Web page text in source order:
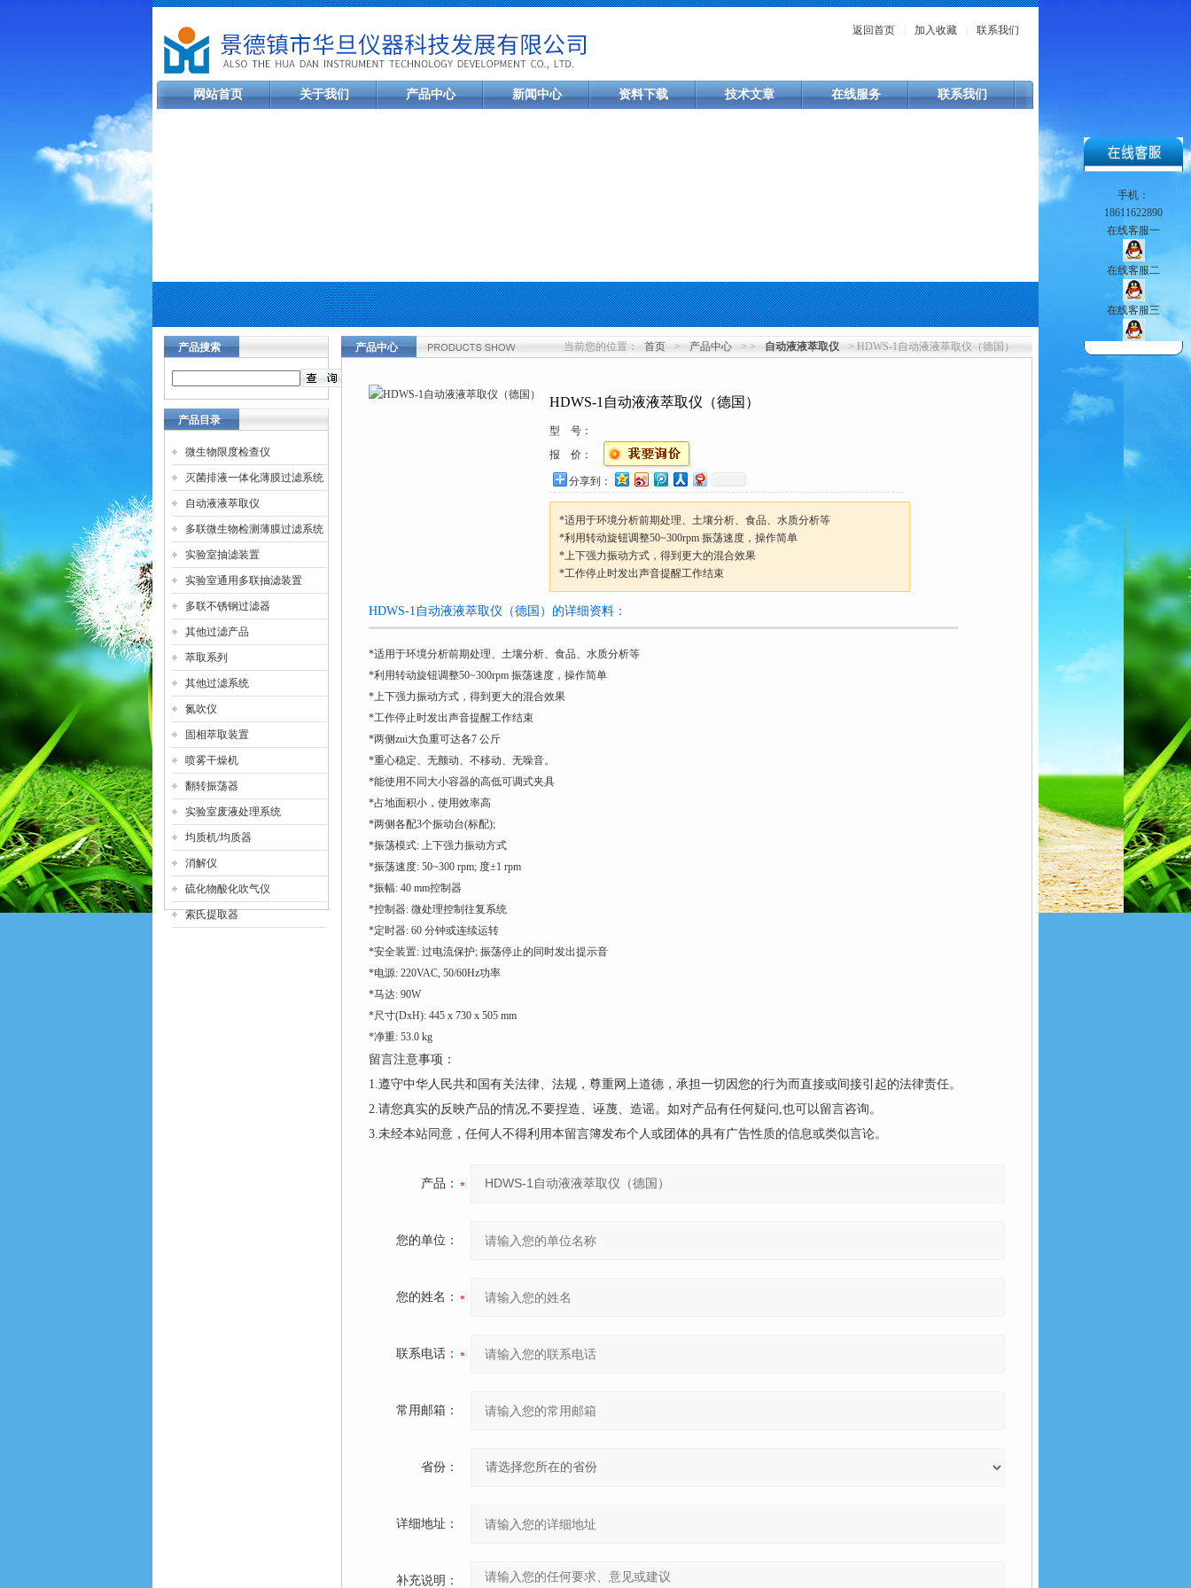
返回首页 加入收藏 联系我们
网站首页 关于我们 产品中心 新闻中心 资料下载 技术文章 在线服务 联系我们
产品搜索
产品目录
微生物限度检查仪
灭菌排液一体化薄膜过滤系统
自动液液萃取仪
多联微生物检测薄膜过滤系统
实验室抽滤装置
实验室通用多联抽滤装置
多联不锈钢过滤器
其他过滤产品
萃取系列
其他过滤系统
氮吹仪
固相萃取装置
喷雾干燥机
翻转振荡器
实验室废液处理系统
均质机/均质器
消解仪
硫化物酸化吹气仪
索氏提取器
产品中心 当前您的位置： 首页 > 产品中心 > > 自动液液萃取仪 > HDWS-1自动液液萃取仪（德国）
HDWS-1自动液液萃取仪（德国）
型 号：
报 价：
分享到：
*适用于环境分析前期处理、土壤分析、食品、水质分析等
*利用转动旋钮调整50~300rpm 振荡速度，操作简单
*上下强力振动方式，得到更大的混合效果
*工作停止时发出声音提醒工作结束
HDWS-1自动液液萃取仪（德国）的详细资料：
*适用于环境分析前期处理、土壤分析、食品、水质分析等
*利用转动旋钮调整50~300rpm 振荡速度，操作简单
*上下强力振动方式，得到更大的混合效果
*工作停止时发出声音提醒工作结束
*两侧zui大负重可达各7 公斤
*重心稳定、无颤动、不移动、无噪音。
*能使用不同大小容器的高低可调式夹具
*占地面积小，使用效率高
*两侧各配3个振动台(标配);
*振荡模式: 上下强力振动方式
*振荡速度: 50~300 rpm; 度±1 rpm
*振幅: 40 mm控制器
*控制器: 微处理控制往复系统
*定时器: 60 分钟或连续运转
*安全装置: 过电流保护; 振荡停止的同时发出提示音
*电源: 220VAC, 50/60Hz功率
*马达: 90W
*尺寸(DxH): 445 x 730 x 505 mm
*净重: 53.0 kg
留言注意事项：
1.遵守中华人民共和国有关法律、法规，尊重网上道德，承担一切因您的行为而直接或间接引起的法律责任。
2.请您真实的反映产品的情况,不要捏造、诬蔑、造谣。如对产品有任何疑问,也可以留言咨询。
3.未经本站同意，任何人不得利用本留言簿发布个人或团体的具有广告性质的信息或类似言论。
产品：
您的单位：
您的姓名：
联系电话：
常用邮箱：
省份：
详细地址：
补充说明：
手机：
18611622890
在线客服一
在线客服二
在线客服三